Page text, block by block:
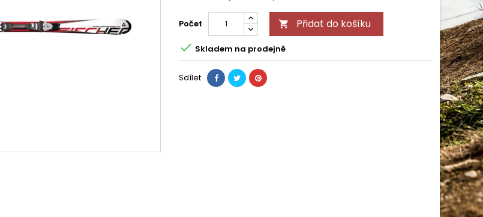
Počet  Přidat do košíku
 Skladem na prodejně
Sdílet